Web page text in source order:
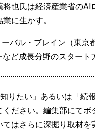
将也氏は経済産業省の
に生かす。
バル・ブレイン（東京
ど成長分野のスタート
りたい」あるいは「続
ださい。編集部にてボ
はさらに深掘り取材